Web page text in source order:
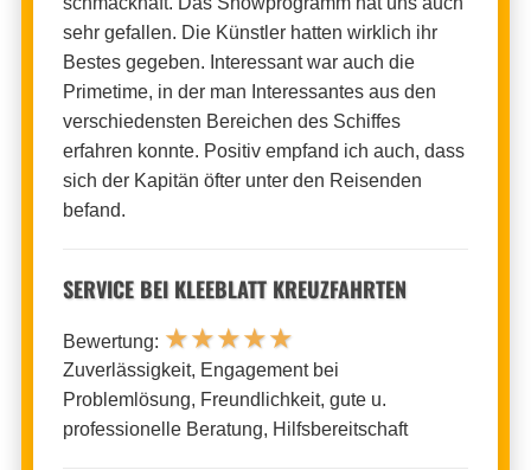
sehr gefallen. Die Künstler hatten wirklich ihr
Bestes gegeben. Interessant war auch die
Primetime, in der man Interessantes aus den
verschiedensten Bereichen des Schiffes
erfahren konnte. Positiv empfand ich auch, dass
sich der Kapitän öfter unter den Reisenden
befand.
SERVICE BEI KLEEBLATT KREUZFAHRTEN
Bewertung: ★★★★★
Zuverlässigkeit, Engagement bei
Problemlösung, Freundlichkeit, gute u.
professionelle Beratung, Hilfsbereitschaft